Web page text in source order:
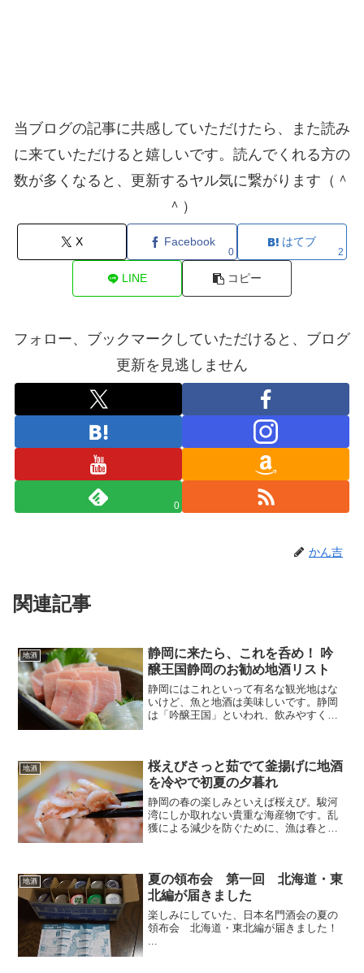
当ブログの記事に共感していただけたら、また読み
に来ていただけると嬉しいです。読んでくれる方の
数が多くなると、更新するヤル気に繋がります（＾
＾）
X Facebook
0
はてブ
2
LINE コピー
フォロー、ブックマークしていただけると、ブログ
更新を見逃しません
0
かん吉
関連記事
地酒
静岡に来たら、これを呑め！ 吟
醸王国静岡のお勧め地酒リスト
静岡にはこれといって有名な観光地はな
いけど、魚と地酒は美味しいです。静岡
は「吟醸王国」といわれ、飲みやすくて
でもらいたい地酒をピッ...
地酒
桜えびさっと茹でて釜揚げに地酒
を冷やで初夏の夕暮れ
静岡の春の楽しみといえば桜えび。駿河
湾にしか取れない貴重な海産物です。乱
獲による減少を防ぐために、漁は春と秋
地酒
夏の領布会 第一回 北海道・東
北編が届きました
楽しみにしていた、日本名門酒会の夏の
領布会 北海道・東北編が届きました！
...